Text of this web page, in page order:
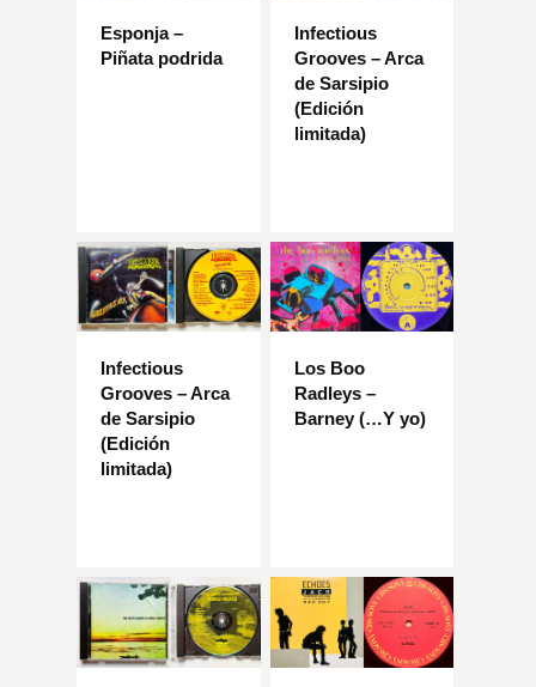
Esponja –
Piñata podrida
Infectious
Grooves – Arca
de Sarsipio
(Edición
limitada)
Infectious
Grooves – Arca
de Sarsipio
(Edición
limitada)
Los Boo
Radleys –
Barney (…Y yo)